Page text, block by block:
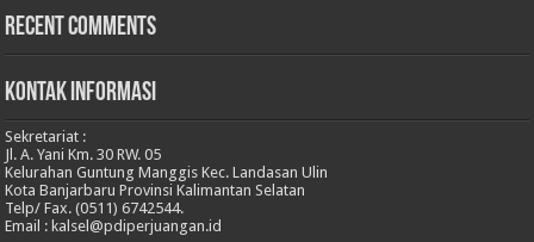
Recent Comments
KONTAK INFORMASI
Sekretariat :
Jl. A. Yani Km. 30 RW. 05
Kelurahan Guntung Manggis Kec. Landasan Ulin
Kota Banjarbaru Provinsi Kalimantan Selatan
Telp/ Fax. (0511) 6742544.
Email : kalsel@pdiperjuangan.id